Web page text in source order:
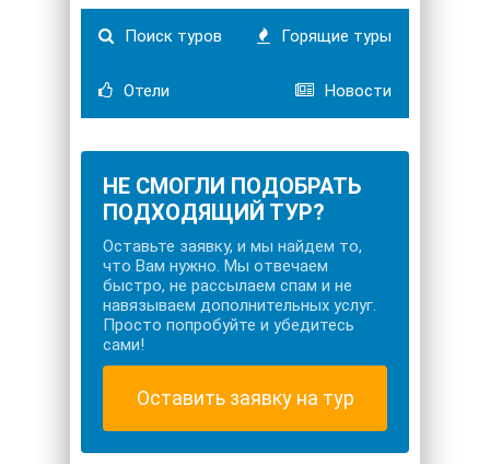
Поиск туров Горящие туры
Отели Новости
НЕ СМОГЛИ ПОДОБРАТЬ
ПОДХОДЯЩИЙ ТУР?
Оставьте заявку, и мы найдем то,
что Вам нужно. Мы отвечаем
быстро, не рассылаем спам и не
навязываем дополнительных услуг.
Просто попробуйте и убедитесь
сами!
Оставить заявку на тур